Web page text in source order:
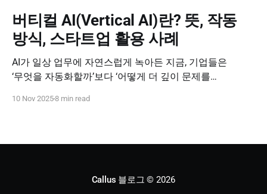
버티컬 AI(Vertical AI)란? 뜻, 작동
방식, 스타트업 활용 사례
AI가 일상 업무에 자연스럽게 녹아든 지금, 기업들은
‘무엇을 자동화할까’보다 ‘어떻게 더 깊이 문제를
바로 버티컬 AI(Vertical AI), 즉 특정 산업과 업무 영역에
활용할 수 있는지 살펴보겠습니다.
10 Nov 20258 min read
Callus 블로그 © 2026